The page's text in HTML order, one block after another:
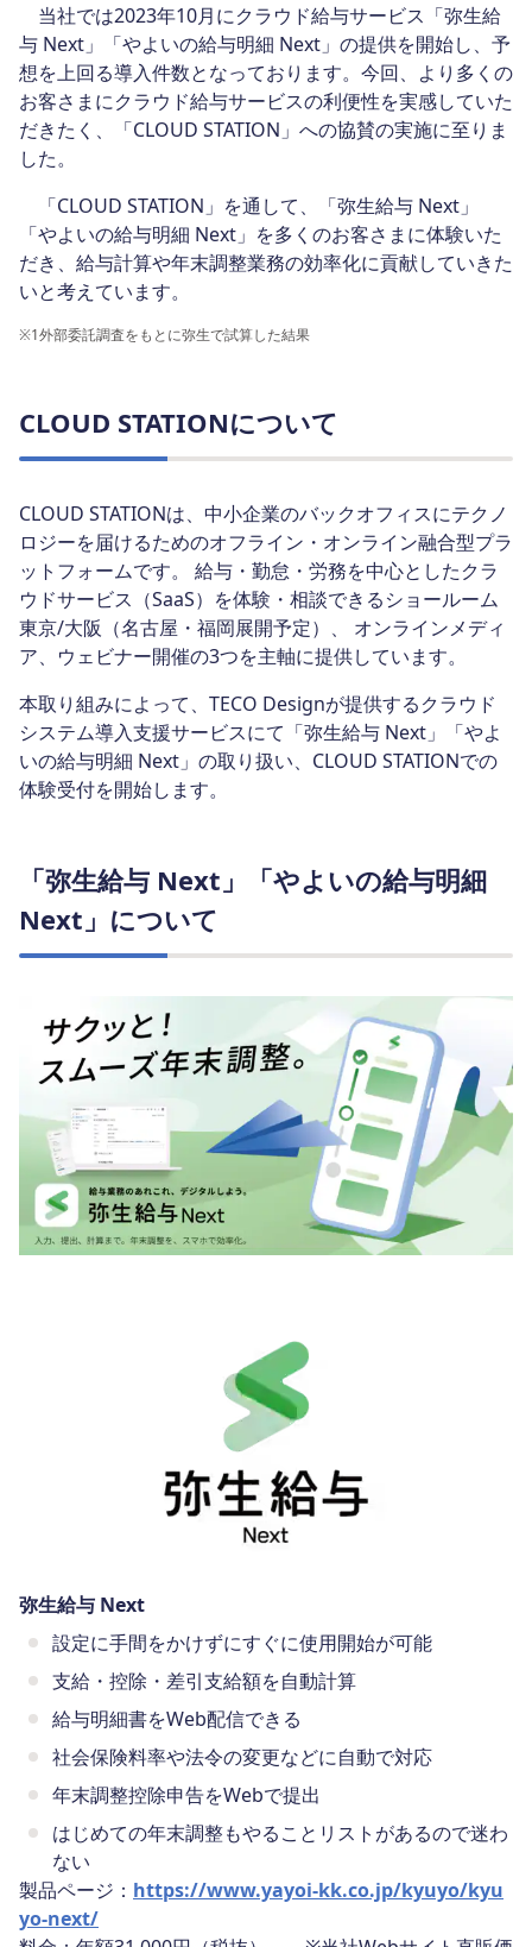
当社では2023年10月にクラウド給与サービス「弥生給
与 Next」「やよいの給与明細 Next」の提供を開始し、予
想を上回る導入件数となっております。今回、より多くの
お客さまにクラウド給与サービスの利便性を実感していた
だきたく、「CLOUD STATION」への協賛の実施に至りま
した。
「CLOUD STATION」を通して、「弥生給与 Next」
「やよいの給与明細 Next」を多くのお客さまに体験いた
だき、給与計算や年末調整業務の効率化に貢献していきた
いと考えています。
※1外部委託調査をもとに弥生で試算した結果
CLOUD STATIONについて
CLOUD STATIONは、中小企業のバックオフィスにテクノ
ロジーを届けるためのオフライン・オンライン融合型プラ
ットフォームです。 給与・勤怠・労務を中心としたクラ
ウドサービス（SaaS）を体験・相談できるショールーム
東京/大阪（名古屋・福岡展開予定）、 オンラインメディ
ア、ウェビナー開催の3つを主軸に提供しています。
本取り組みによって、TECO Designが提供するクラウド
システム導入支援サービスにて「弥生給与 Next」「やよ
いの給与明細 Next」の取り扱い、CLOUD STATIONでの
体験受付を開始します。
「弥生給与 Next」「やよいの給与明細
Next」について
弥生給与 Next
設定に手間をかけずにすぐに使用開始が可能
支給・控除・差引支給額を自動計算
給与明細書をWeb配信できる
社会保険料率や法令の変更などに自動で対応
年末調整控除申告をWebで提出
はじめての年末調整もやることリストがあるので迷わ
ない
製品ページ： https://www.yayoi-kk.co.jp/kyuyo/kyu
yo-next/